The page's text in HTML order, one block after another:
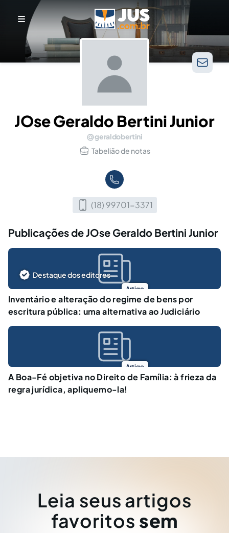
JOse Geraldo Bertini Junior
geraldobertini
Tabelião de notas
(18) 99701-3371
Publicações de JOse Geraldo Bertini Junior
Artigo
Destaque dos editores
Inventário e alteração do regime de bens por
escritura pública: uma alternativa ao Judiciário
Artigo
A Boa-Fé objetiva no Direito de Família: à frieza da
regra jurídica, apliquemo-la!
Leia seus artigos
favoritos sem